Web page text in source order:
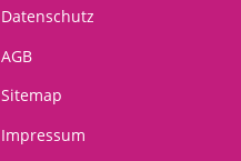
Datenschutz
AGB
Sitemap
Impressum